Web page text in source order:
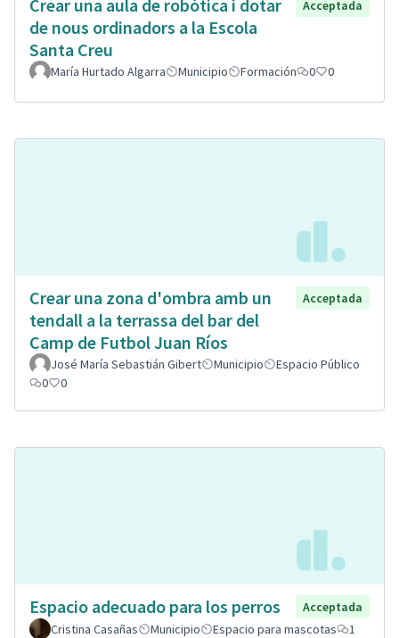
Crear una aula de robòtica i dotar
de nous ordinadors a la Escola
Santa Creu
Acceptada
María Hurtado Algarra Municipio Formación 0 0
Crear una zona d'ombra amb un
tendall a la terrassa del bar del
Camp de Futbol Juan Ríos
Acceptada
José María Sebastián Gibert Municipio
Espacio Público
0
0
Espacio adecuado para los perros
Acceptada
Cristina Casañas
Municipio Espacio para mascotas
1